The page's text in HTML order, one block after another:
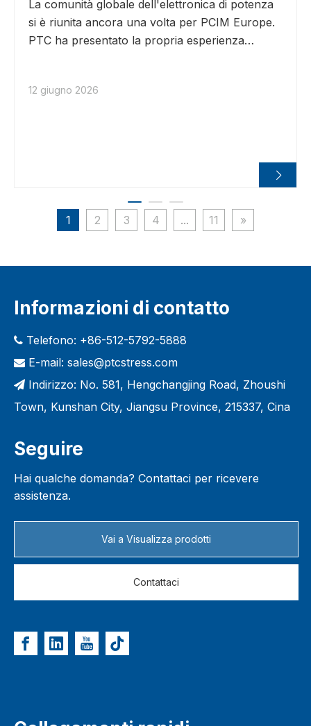
La comunità globale dell'elettronica di potenza
si è riunita ancora una volta per PCIM Europe.
PTC ha presentato la propria esperienza
automatizzata (AOI) progettati per rilevare difetti
12 giugno 2026
1 2 3 4 ... 11 »
Informazioni di contatto
 Telefono: +86-512-5792-5888
 E-mail: sales@ptcstress.com
 Indirizzo: No. 581, Hengchangjing Road, Zhoushi
Town, Kunshan City, Jiangsu Province, 215337, Cina
Seguire
Hai qualche domanda? Contattaci per ricevere
assistenza.
Vai a Visualizza prodotti
Contattaci